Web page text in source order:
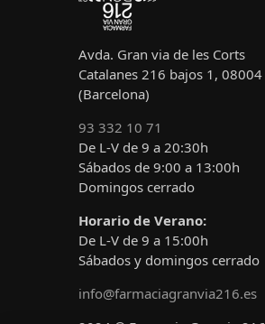
Avda. Gran via de les Corts
Catalanes 216 bajos 1, 08004
(Barcelona)
93 332 10 71
De L-V de 9 a 20:30h
Sábados de 9:00 a 13:00h
Domingos cerrado
Horario de Verano:
De L-V de 9 a 15:00h
Sábados y domingos cerrado
info@farmaciagranvia216.es